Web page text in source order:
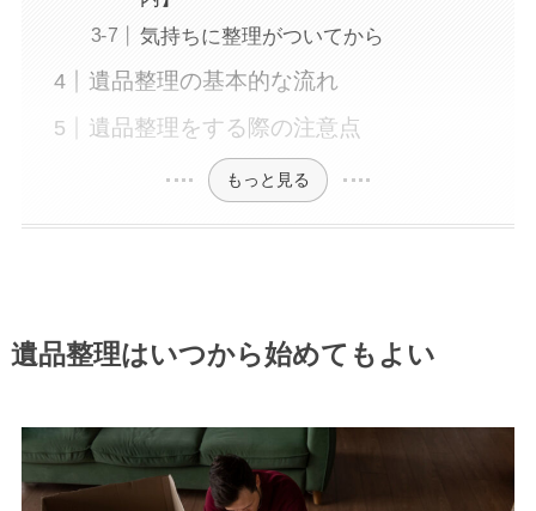
気持ちに整理がついてから
遺品整理の基本的な流れ
遺品整理をする際の注意点
もっと見る
遺品整理はいつから始めてもよい